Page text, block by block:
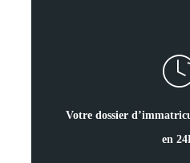
Votre dossier
en